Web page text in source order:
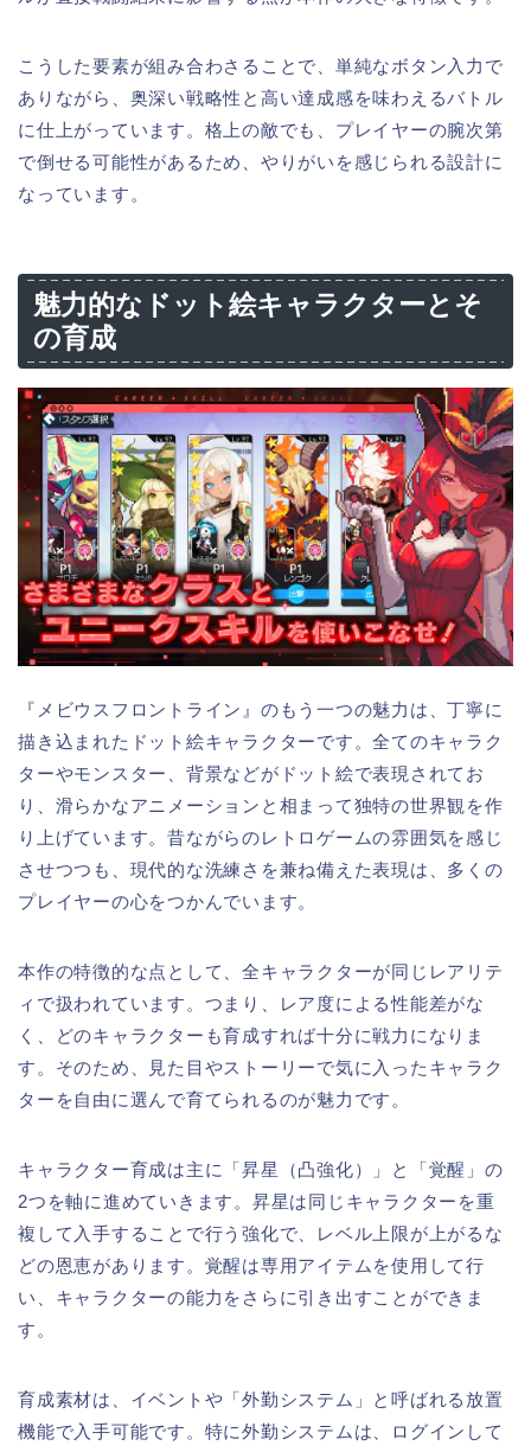
こうした要素が組み合わさることで、単純なボタン入力で
ありながら、奥深い戦略性と高い達成感を味わえるバトル
に仕上がっています。格上の敵でも、プレイヤーの腕次第
で倒せる可能性があるため、やりがいを感じられる設計に
なっています。
魅力的なドット絵キャラクターとそ
の育成
『メビウスフロントライン』のもう一つの魅力は、丁寧に
描き込まれたドット絵キャラクターです。全てのキャラク
ターやモンスター、背景などがドット絵で表現されてお
り、滑らかなアニメーションと相まって独特の世界観を作
り上げています。昔ながらのレトロゲームの雰囲気を感じ
させつつも、現代的な洗練さを兼ね備えた表現は、多くの
プレイヤーの心をつかんでいます。
本作の特徴的な点として、全キャラクターが同じレアリテ
ィで扱われています。つまり、レア度による性能差がな
く、どのキャラクターも育成すれば十分に戦力になりま
す。そのため、見た目やストーリーで気に入ったキャラク
ターを自由に選んで育てられるのが魅力です。
キャラクター育成は主に「昇星（凸強化）」と「覚醒」の
2つを軸に進めていきます。昇星は同じキャラクターを重
複して入手することで行う強化で、レベル上限が上がるな
どの恩恵があります。覚醒は専用アイテムを使用して行
い、キャラクターの能力をさらに引き出すことができま
す。
育成素材は、イベントや「外勤システム」と呼ばれる放置
機能で入手可能です。特に外勤システムは、ログインして